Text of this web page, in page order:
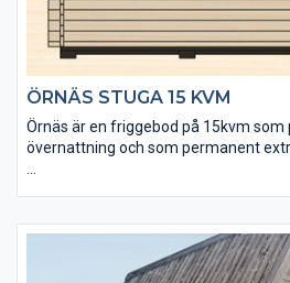
ÖRNÄS STUGA 15 KVM
Örnäs är en friggebod på 15kvm
övernattning och som permanent
• Robusta takåsar (45×145 mm) för
• Levereras med isolerad dörr med
• Fler fönster och extra timmervarv